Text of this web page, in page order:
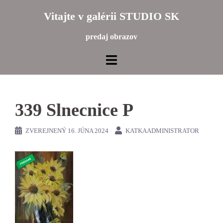
Vitajte v galérii STUDIO SK
predaj obrazov
339 Slnecnice P
ZVEREJNENÝ 16. JÚNA 2024 KATKAADMINISTRATOR